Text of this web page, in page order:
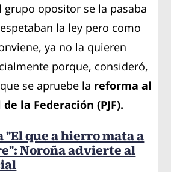
grupo opositor se la pasaba
la ley pero como
ya no la quieren
porque, consideró,
se apruebe la reforma al
la Federación (PJF).
"El que a hierro mata a
Noroña advierte al